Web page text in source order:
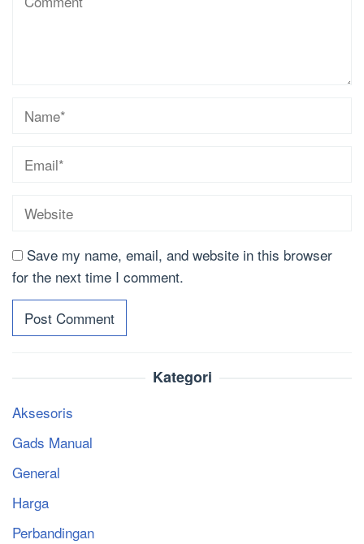
Save my name, email, and website in this browser
for the next time I comment.
Kategori
Aksesoris
Gads Manual
General
Harga
Perbandingan